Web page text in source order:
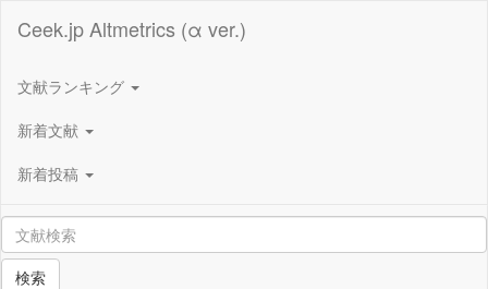
Ceek.jp Altmetrics (α ver.)
文献ランキング
新着文献
新着投稿
検索